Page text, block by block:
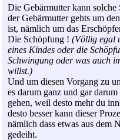
Die Gebärmutter kann
der Gebärmutter gehts um
ist, nämlich um das
Die Schöpfung ! (Völlig egal
eines Kindes oder die
Schwingung oder was auch
willst.)
Und um diesen Vorgang zu
es darum ganz und gar
gehen, weil desto mehr du
desto besser kann dieser
nämlich dass etwas aus dem
gedeiht.